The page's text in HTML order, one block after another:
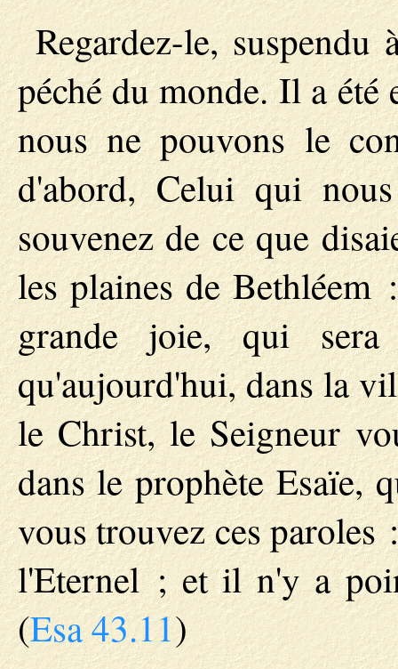
Regardez-le,
péché du monde. Il a été
nous ne pouvons le
d'abord, Celui qui
souvenez de ce que
les plaines de
grande joie, qui
qu'aujourd'hui, dans la
le Christ, le Seigneur
dans le prophète Esaïe,
vous trouvez ces
l'Eternel ; et il n'y a
(Esa 43.11)